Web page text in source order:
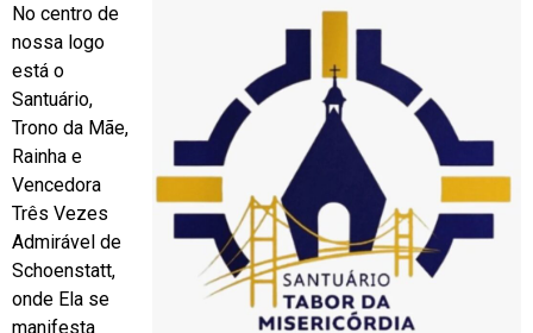
No centro de
nossa logo
está o
Santuário,
Trono da Mãe,
Rainha e
Vencedora
Três Vezes
Admirável de
Schoenstatt,
onde Ela se
manifesta